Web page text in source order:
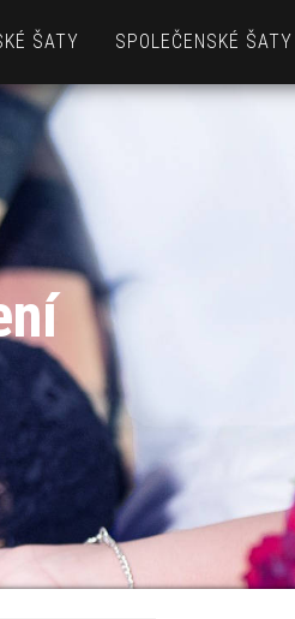
ŠATY SPOLEČENSKÉ ŠATY